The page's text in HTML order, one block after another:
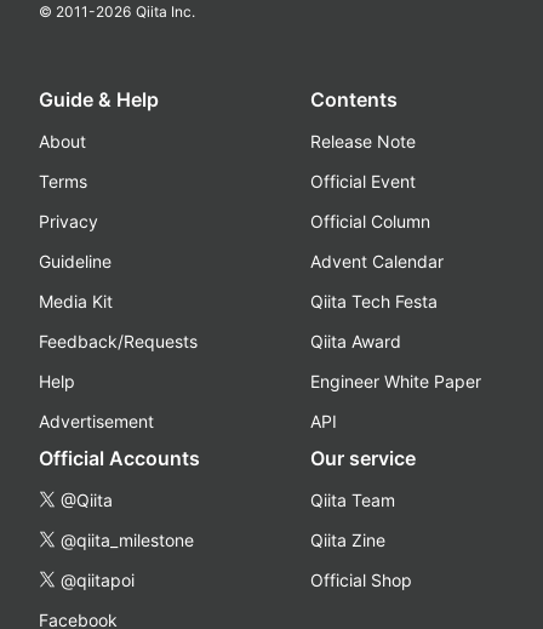
© 2011-2026 Qiita Inc.
Guide & Help
About
Terms
Privacy
Guideline
Media Kit
Feedback/Requests
Help
Advertisement
Contents
Release Note
Official Event
Official Column
Advent Calendar
Qiita Tech Festa
Qiita Award
Engineer White Paper
API
Official Accounts
@Qiita
@qiita_milestone
@qiitapoi
Facebook
Our service
Qiita Team
Qiita Zine
Official Shop